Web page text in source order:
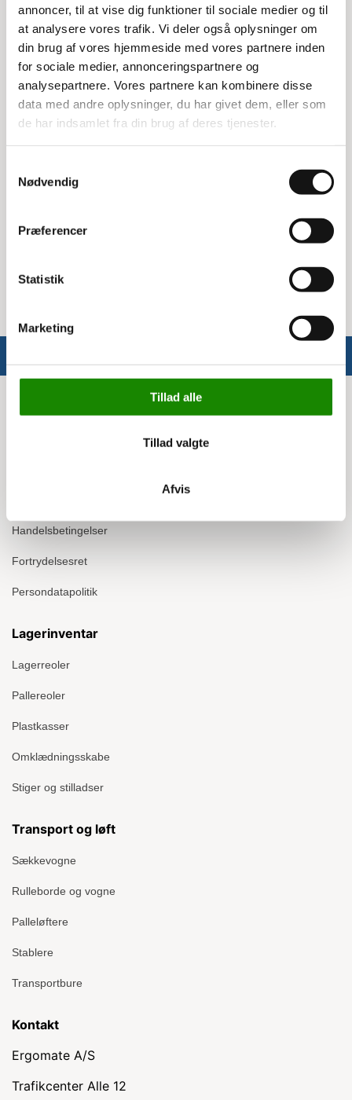
annoncer, til at vise dig funktioner til sociale medier og til
at analysere vores trafik. Vi deler også oplysninger om
din brug af vores hjemmeside med vores partnere inden
for sociale medier, annonceringspartnere og
analysepartnere. Vores partnere kan kombinere disse
data med andre oplysninger, du har givet dem, eller som
de har indsamlet fra din brug af deres tjenester.
Nødvendig
Præferencer
Statistik
Marketing
Tillad alle
Tillad valgte
Afvis
kapacitet på 14 liter (model 9069). Denne
mellemvæg placeres på langs og hjælper med at
organisere indholdet i bakken effektivt.
Fordele ved modulbakkemellemvæg
Ved at bruge denne mellemvæg kan du nemt
opdele din modulbakke i mindre sektioner, hvilket
gør det lettere at holde styr på forskellige
genstande. Det er en praktisk løsning til at skabe
orden og struktur i dine opbevaringssystemer.
Handelsbetingelser
Fortrydelsesret
Persondatapolitik
Lagerinventar
Lagerreoler
Pallereoler
Plastkasser
Omklædningsskabe
Stiger og stilladser
Transport og løft
Sækkevogne
Rulleborde og vogne
Palleløftere
Stablere
Transportbure
Kontakt
Ergomate A/S
Trafikcenter Alle 12